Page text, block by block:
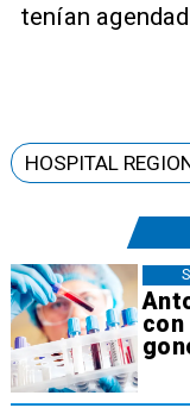
tenían
con
HOSPITAL